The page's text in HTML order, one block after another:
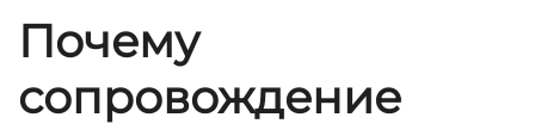
Почему
сопровождение